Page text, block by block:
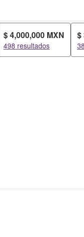
$ 4,000,000 MXN
498 resultados
$